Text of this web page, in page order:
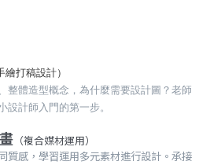
繪打稿設計）
整體造型概念 ，為什麼需要設計圖？老師
設計師入門的第一步。
（複合媒材運用）
質感，學習運用多元素材進行設計。承接